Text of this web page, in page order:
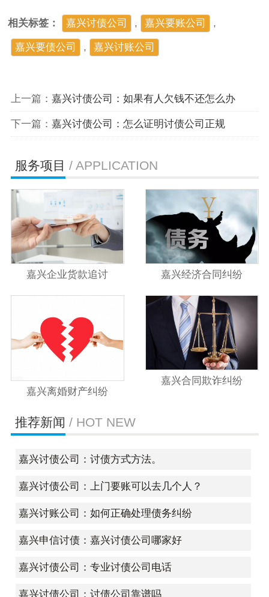
相关标签： 嘉兴讨债公司 , 嘉兴要账公司 ,
嘉兴要债公司 , ​嘉兴讨账公司
上一篇： 嘉兴讨债公司：如果有人欠钱不还怎么办
下一篇： 嘉兴讨债公司：怎么证明讨债公司正规
服务项目 / APPLICATION
嘉兴企业货款追讨 嘉兴经济合同纠纷
嘉兴离婚财产纠纷
嘉兴合同欺诈纠纷
推荐新闻 / HOT NEW
嘉兴讨债公司：讨债方式方法。
嘉兴讨债公司：上门要账可以去几个人？
嘉兴讨账公司：如何正确处理债务纠纷
嘉兴申信讨债：嘉兴讨债公司哪家好
嘉兴讨债公司：专业讨债公司电话
嘉兴讨债公司：讨债公司靠谱吗